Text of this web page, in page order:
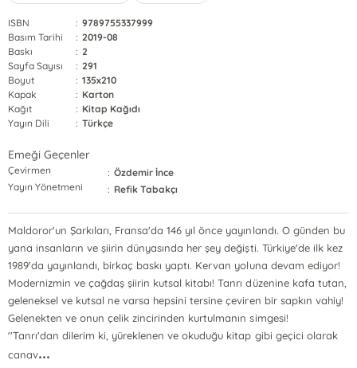
ISBN : 9789755337999
Basım Tarihi
: 2019-08
Baskı
: 2
Sayfa Sayısı
: 291
Boyut
: 135x210
Kapak
: Karton
Kağıt
: Kitap Kağıdı
Yayın Dili
: Türkçe
Emeği Geçenler
Çevirmen : Özdemir İnce
Yayın Yönetmeni
: Refik Tabakçı
Maldoror'un Şarkıları, Fransa'da 146 yıl önce yayınlandı. O günden bu
yana insanların ve şiirin dünyasında her şey değişti. Türkiye'de ilk kez
1989'da yayınlandı, birkaç baskı yaptı. Kervan yoluna devam ediyor!
Modernizmin ve çağdaş şiirin kutsal kitabı! Tanrı düzenine kafa tutan,
geleneksel ve kutsal ne varsa hepsini tersine çeviren bir sapkın vahiy!
Gelenekten ve onun çelik zincirinden kurtulmanın simgesi!
''Tanrı'dan dilerim ki, yüreklenen ve okuduğu kitap gibi geçici olarak
canav...